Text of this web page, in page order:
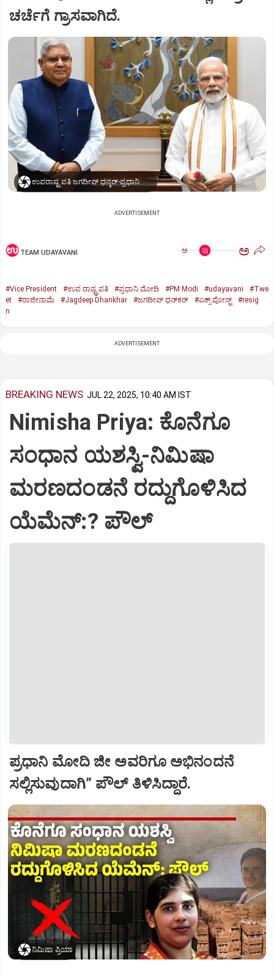
ಚರ್ಚೆಗೆ ಗ್ರಾಸವಾಗಿದೆ.
ಉಪರಾಷ್ಟ್ರಪತಿ ಜಗದೀಪ್‌ ಧನ್ಕರ್-ಪ್ರಧಾನಿ ಮೋದಿ
ADVERTISEMENT
TEAM UDAYAVANI ಅ ಅ
#Vice President #ಉಪ ರಾಷ್ಟ್ರಪತಿ #ಪ್ರಧಾನಿ ಮೋದಿ #PM Modi #udayavani
#Twe
et
#ರಾಜೀನಾಮೆ #Jagdeep Dhankhar #ಜಗದೀಪ್‌ ಧನ್‌ಕರ್‌ #ಎಕ್ಸ್‌ ಪೋಸ್ಟ್
#resig
n
ADVERTISEMENT
BREAKING NEWS JUL 22, 2025, 10:40 AM IST
Nimisha Priya: ಕೊನೆಗೂ
ಸಂಧಾನ ಯಶಸ್ವಿ-ನಿಮಿಷಾ
ಮರಣದಂಡನೆ ರದ್ದುಗೊಳಿಸಿದ
ಯೆಮೆನ್:? ಪೌಲ್
ಪ್ರಧಾನಿ ಮೋದಿ ಜೀ ಅವರಿಗೂ ಅಭಿನಂದನೆ
ಸಲ್ಲಿಸುವುದಾಗಿ” ಪೌಲ್‌ ತಿಳಿಸಿದ್ದಾರೆ.
ನಿಮಿಷಾ ಪ್ರಿಯಾ